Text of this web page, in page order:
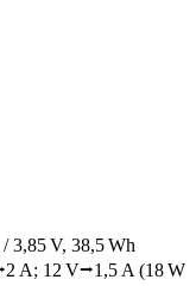
3,85 V, 38,5 Wh
A; 12 V⭢1,5 A (18 W